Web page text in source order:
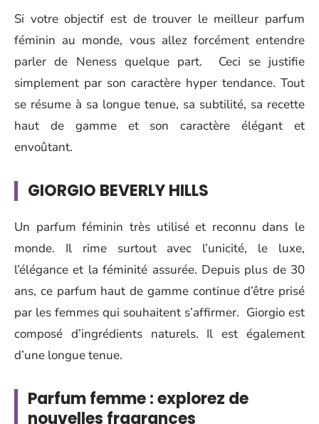
Si votre objectif est de trouver le meilleur parfum
féminin au monde, vous allez forcément entendre
parler de Neness quelque part. Ceci se justifie
simplement par son caractère hyper tendance. Tout
se résume à sa longue tenue, sa subtilité, sa recette
haut de gamme et son caractère élégant et
envoûtant.
GIORGIO BEVERLY HILLS
Un parfum féminin très utilisé et reconnu dans le
monde. Il rime surtout avec l’unicité, le luxe,
l’élégance et la féminité assurée. Depuis plus de 30
ans, ce parfum haut de gamme continue d’être prisé
par les femmes qui souhaitent s’affirmer. Giorgio est
composé d’ingrédients naturels. Il est également
d’une longue tenue.
Parfum femme : explorez de
nouvelles fragrances